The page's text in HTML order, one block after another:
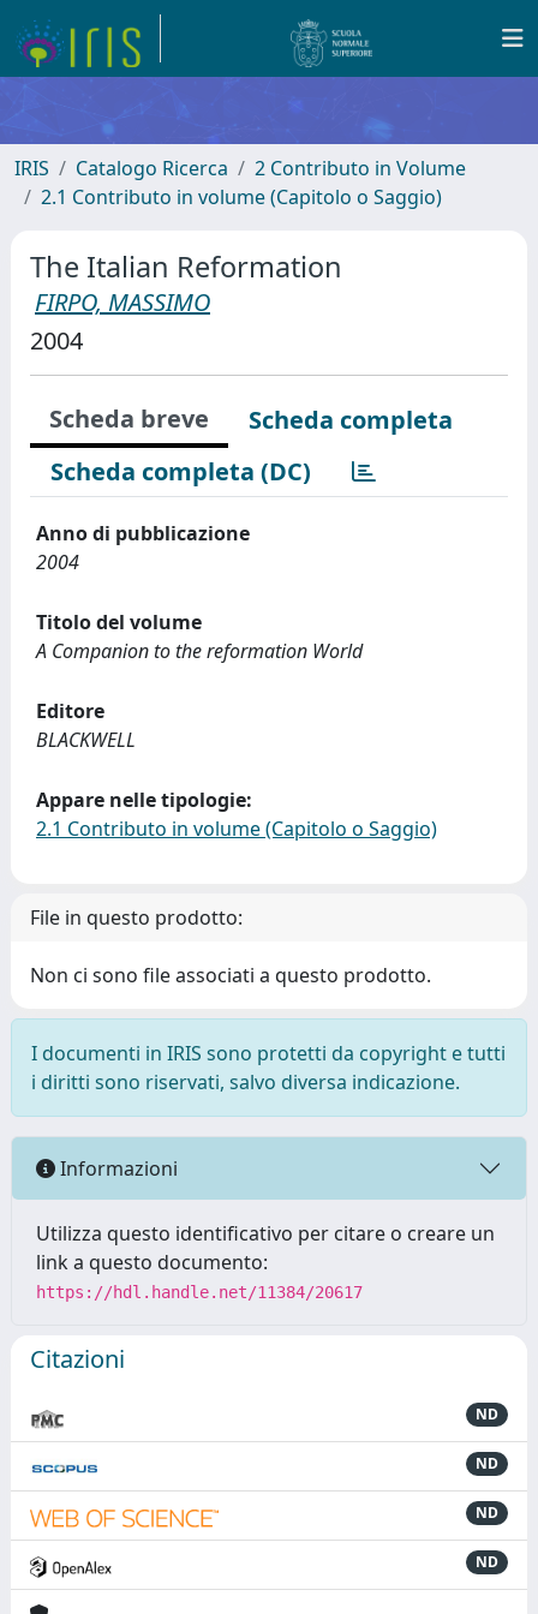
IRIS Catalogo Ricerca
2 Contributo in Volume
2.1 Contributo in volume (Capitolo o Saggio)
The Italian Reformation
FIRPO, MASSIMO
2004
Scheda breve
Scheda completa
Scheda completa (DC)
Anno di pubblicazione
2004
Titolo del volume
A Companion to the reformation World
Editore
BLACKWELL
Appare nelle tipologie:
2.1 Contributo in volume (Capitolo o Saggio)
File in questo prodotto:
Non ci sono file associati a questo prodotto.
I documenti in IRIS sono protetti da copyright e tutti
i diritti sono riservati, salvo diversa indicazione.
Informazioni
Utilizza questo identificativo per citare o creare un
link a questo documento:
https://hdl.handle.net/11384/20617
Citazioni
ND
ND
ND
ND